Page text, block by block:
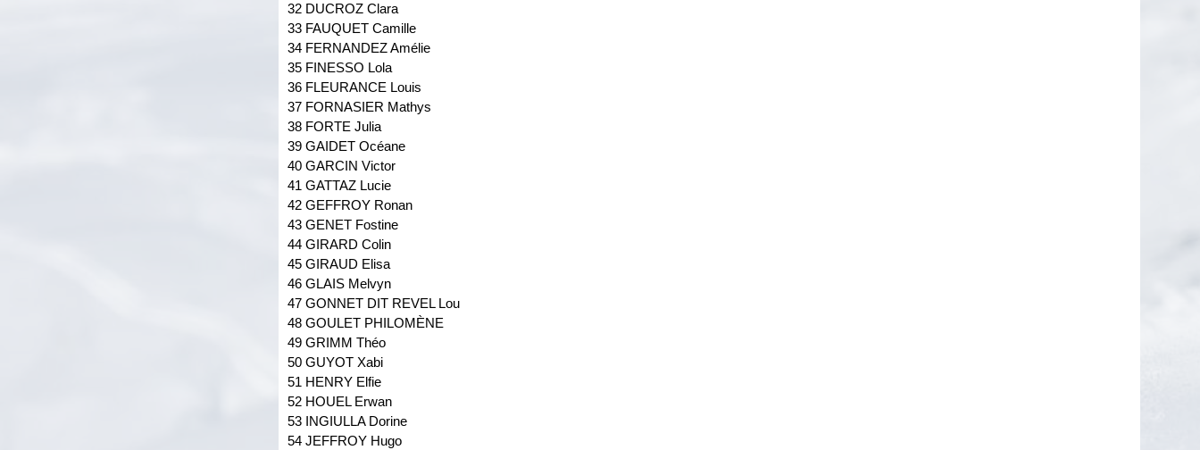
32 DUCROZ Clara
33 FAUQUET Camille
34 FERNANDEZ Amélie
35 FINESSO Lola
36 FLEURANCE Louis
37 FORNASIER Mathys
38 FORTE Julia
39 GAIDET Océane
40 GARCIN Victor
41 GATTAZ Lucie
42 GEFFROY Ronan
43 GENET Fostine
44 GIRARD Colin
45 GIRAUD Elisa
46 GLAIS Melvyn
47 GONNET DIT REVEL Lou
48 GOULET PHILOMÈNE
49 GRIMM Théo
50 GUYOT Xabi
51 HENRY Elfie
52 HOUEL Erwan
53 INGIULLA Dorine
54 JEFFROY Hugo